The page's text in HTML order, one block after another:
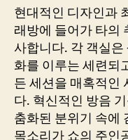
현대적인 디자인과
래방에 들어가 타의
사합니다. 각 객실
화를 이루는 세련되
든 세션을 매혹적인
다. 혁신적인 방음
춤화된 분위기 속에
목소리가 쇼의 주인